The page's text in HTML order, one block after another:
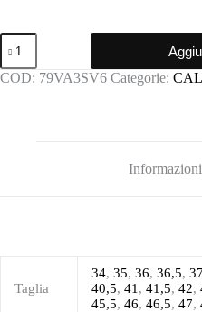
Sneakers
versace
quantità
COD: 79VA3SV6 Categorie:
Taglia
34, 35, 36, 36,5, 37
40,5, 41 , 41,5, 42,
45,5, 46, 46,5, 47,